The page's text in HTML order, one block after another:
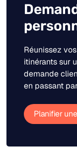
Réunissez
itinérants sur
demande
en passant
Planifier